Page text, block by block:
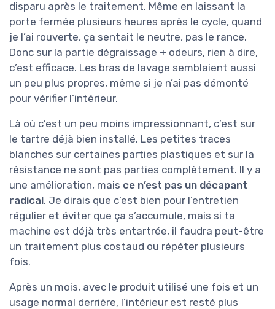
disparu après le traitement. Même en laissant la
porte fermée plusieurs heures après le cycle, quand
je l’ai rouverte, ça sentait le neutre, pas le rance.
Donc sur la partie dégraissage + odeurs, rien à dire,
c’est efficace. Les bras de lavage semblaient aussi
un peu plus propres, même si je n’ai pas démonté
pour vérifier l’intérieur.
Là où c’est un peu moins impressionnant, c’est sur
le tartre déjà bien installé. Les petites traces
blanches sur certaines parties plastiques et sur la
résistance ne sont pas parties complètement. Il y a
une amélioration, mais ce n’est pas un décapant
radical. Je dirais que c’est bien pour l’entretien
régulier et éviter que ça s’accumule, mais si ta
machine est déjà très entartrée, il faudra peut-être
un traitement plus costaud ou répéter plusieurs
fois.
Après un mois, avec le produit utilisé une fois et un
usage normal derrière, l’intérieur est resté plus